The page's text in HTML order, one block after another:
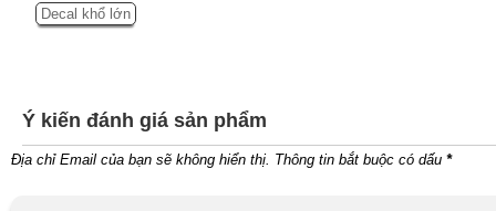
Decal khổ lớn
Ý kiến đánh giá sản phẩm
Địa chỉ Email của bạn sẽ không hiển thị. Thông tin bắt buộc có dấu *